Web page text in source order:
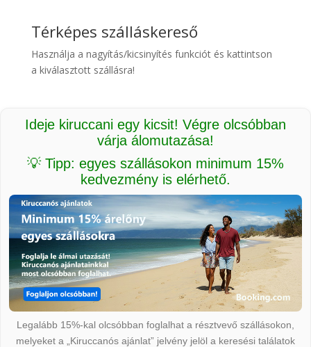
Térképes szálláskereső
Használja a nagyítás/kicsinyítés funkciót és kattintson
a kiválasztott szállásra!
Ideje kiruccani egy kicsit! Végre olcsóbban
várja álomutazása!
💡 Tipp: egyes szállásokon minimum 15%
kedvezmény is elérhető.
Legalább 15%-kal olcsóbban foglalhat a résztvevő szállásokon,
melyeket a „Kiruccanós ajánlat” jelvény jelöl a keresési találatok